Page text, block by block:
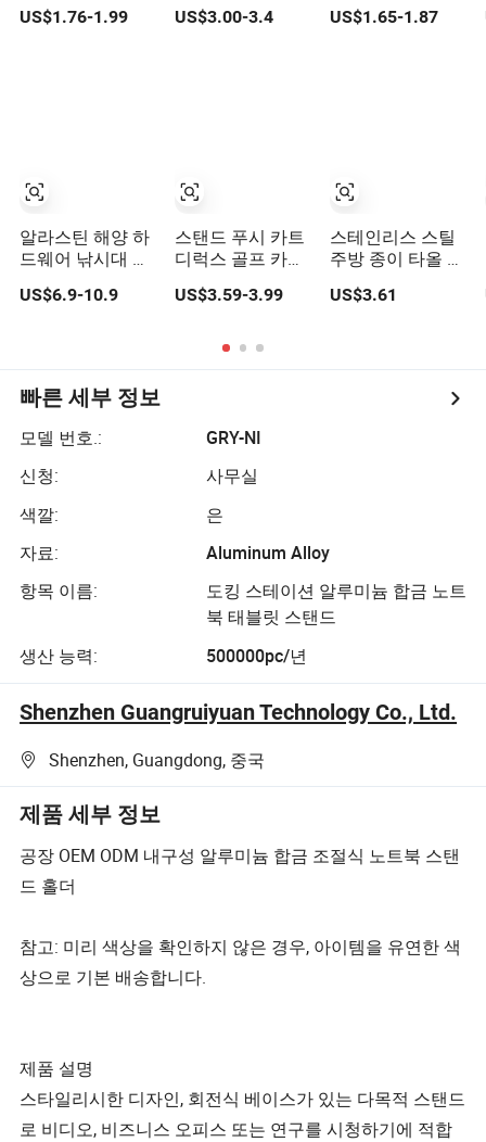
광고 스탠드 메뉴
US$1.76-1.99
알라스틴 해양 하
드웨어 낚시대 스
304/316 스테인
트 낚시대 홀더 카
약 낚시대 홀더
US$6.9-10.9
관 케이스 아크릴
US$3.00-3.4
스탠드 푸시 카트
디럭스 골프 카트
US$3.59-3.99
US$1.65-1.87
스테인리스 스틸
주방 종이 타올 거
US$3.61
빠른 세부 정보
모델 번호.:
GRY-NI
신청:
사무실
색깔:
은
자료:
Aluminum Alloy
항목 이름:
도킹 스테이션 알루미늄 합금 노트
북 태블릿 스탠드
생산 능력:
500000pc/년
Shenzhen Guangruiyuan Technology Co., Ltd.
Shenzhen, Guangdong, 중국
제품 세부 정보
공장 OEM ODM 내구성 알루미늄 합금 조절식 노트북 스탠
드 홀더
참고: 미리 색상을 확인하지 않은 경우, 아이템을 유연한 색
상으로 기본 배송합니다.
제품 설명
스타일리시한 디자인, 회전식 베이스가 있는 다목적 스탠드
로 비디오, 비즈니스 오피스 또는 연구를 시청하기에 적합